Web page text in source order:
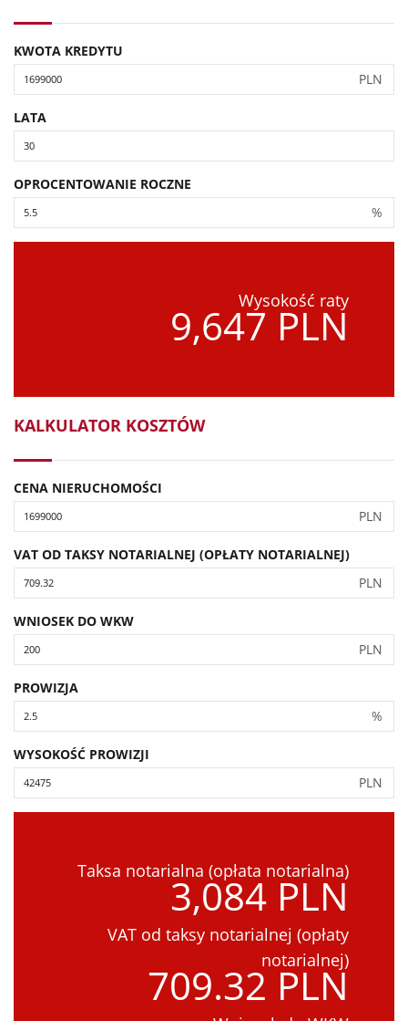
KWOTA KREDYTU
PLN
LATA
OPROCENTOWANIE ROCZNE
%
Wysokość raty
9,647 PLN
KALKULATOR KOSZTÓW
CENA NIERUCHOMOŚCI
PLN
VAT OD TAKSY NOTARIALNEJ (OPŁATY NOTARIALNEJ)
PLN
WNIOSEK DO WKW
PLN
PROWIZJA
%
WYSOKOŚĆ PROWIZJI
PLN
Taksa notarialna (opłata notarialna)
3,084 PLN
VAT od taksy notarialnej (opłaty
notarialnej)
709.32 PLN